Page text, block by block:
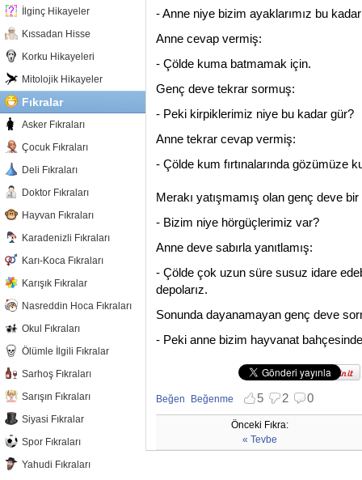
İlginç Hikayeler
Kıssadan Hisse
Korku Hikayeleri
Mitolojik Hikayeler
Fıkralar
Asker Fıkraları
Çocuk Fıkraları
Deli Fıkraları
Doktor Fıkraları
Hayvan Fıkraları
Karadenizli Fıkraları
Karı-Koca Fıkraları
Karışık Fıkralar
Nasreddin Hoca Fıkraları
Okul Fıkraları
Ölümle İlgili Fıkralar
Sarhoş Fıkraları
Sarışın Fıkraları
Siyasi Fıkralar
Spor Fıkraları
Yahudi Fıkraları
- Anne niye bizim ayaklarımız bu
Anne cevap vermiş:
- Çölde kuma batmamak için.
Genç deve tekrar sormuş:
- Peki kirpiklerimiz niye bu kadar gür?
Anne tekrar cevap vermiş:
- Çölde kum fırtınalarında gözümüze
Merakı yatışmamış olan genç deve
- Bizim niye hörgüçlerimiz var?
Anne deve sabırla yanıtlamış:
- Çölde çok uzun süre susuz idare
depolarız.
Sonunda dayanamayan genç deve
- Peki anne bizim hayvanat
Beğen
Beğenmekten vazgeç
Beğenme
Beğenmemekten vazgeç
5 2 0
Önceki Fıkra:
« Tevbe